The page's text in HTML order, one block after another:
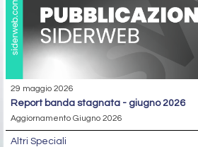
29 maggio 2026
report banda stagnata - giugno 2026
Aggiornamento Giugno 2026
Altri Speciali